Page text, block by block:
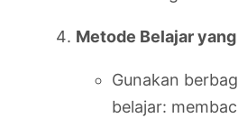
Metode Belajar
Gunakan
belajar: